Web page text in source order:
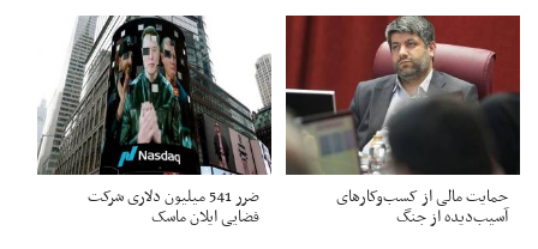
حمایت مالی از کسب‌وکارهای
آسیب‌دیده از جنگ
ضرر 541 میلیون دلاری شرکت
فضایی ایلان ماسک